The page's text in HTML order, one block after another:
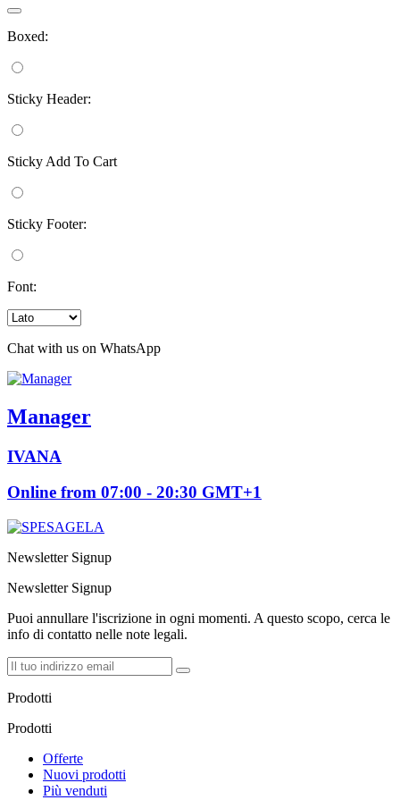
Boxed:
Sticky Header:
Sticky Add To Cart
Sticky Footer:
Font:
Chat with us on WhatsApp
Manager
IVANA
Online from 07:00 - 20:30 GMT+1
Newsletter Signup
Newsletter Signup
Puoi annullare l'iscrizione in ogni momenti. A questo scopo, cerca le
info di contatto nelle note legali.
Prodotti
Prodotti
Offerte
Nuovi prodotti
Più venduti